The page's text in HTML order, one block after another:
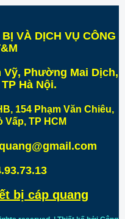
VÀ DỊCH VỤ CÔNG
Vỹ, Phường Mai Dịch,
Hà Nội.
154 Phạm Văn Chiêu,
Vấp, TP HCM
bị cáp quang